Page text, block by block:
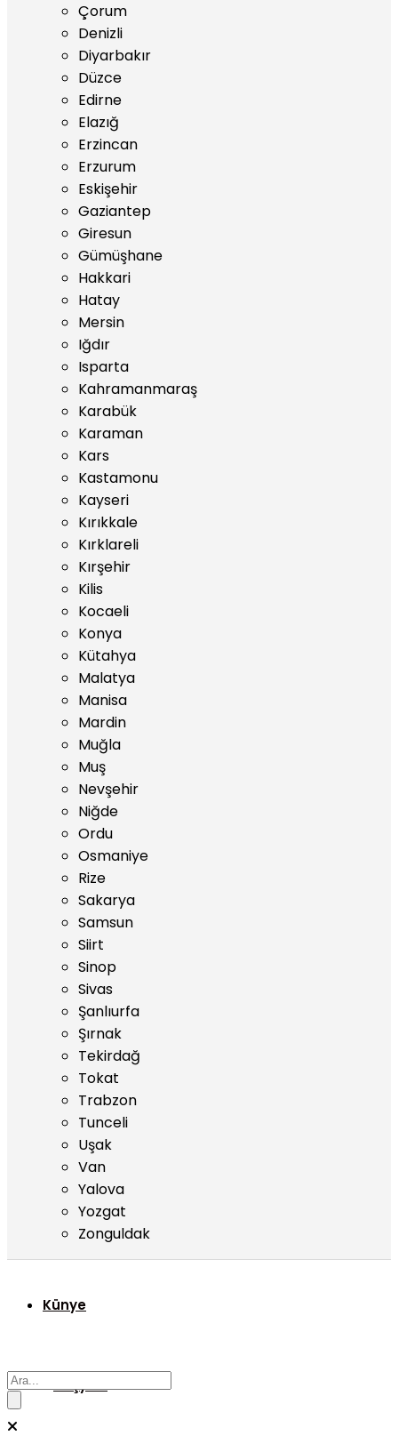
Çorum
Denizli
Diyarbakır
Düzce
Edirne
Elazığ
Erzincan
Erzurum
Eskişehir
Gaziantep
Giresun
Gümüşhane
Hakkari
Hatay
Mersin
Iğdır
Isparta
Kahramanmaraş
Karabük
Karaman
Kars
Kastamonu
Kayseri
Kırıkkale
Kırklareli
Kırşehir
Kilis
Kocaeli
Konya
Kütahya
Malatya
Manisa
Mardin
Muğla
Muş
Nevşehir
Niğde
Ordu
Osmaniye
Rize
Sakarya
Samsun
Siirt
Sinop
Sivas
Şanlıurfa
Şırnak
Tekirdağ
Tokat
Trabzon
Tunceli
Uşak
Van
Yalova
Yozgat
Zonguldak
Künye
Başyazı